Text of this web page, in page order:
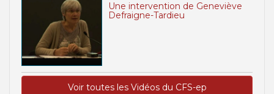
Une intervention de Geneviève
Defraigne-Tardieu
Voir toutes les Vidéos du CFS-ep